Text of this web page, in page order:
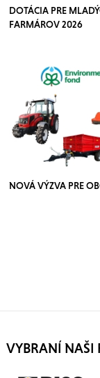
DOTÁCIA PRE
FARMÁROV 2026
NOVÁ VÝZVA PRE
VYBRANÍ NAŠI